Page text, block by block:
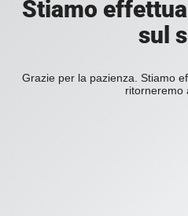
Stiamo
sul
Grazie per la pazienza. Stiamo
ritorneremo